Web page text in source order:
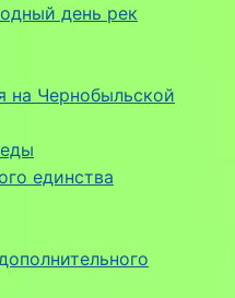
день рек
на Чернобыльской
единства